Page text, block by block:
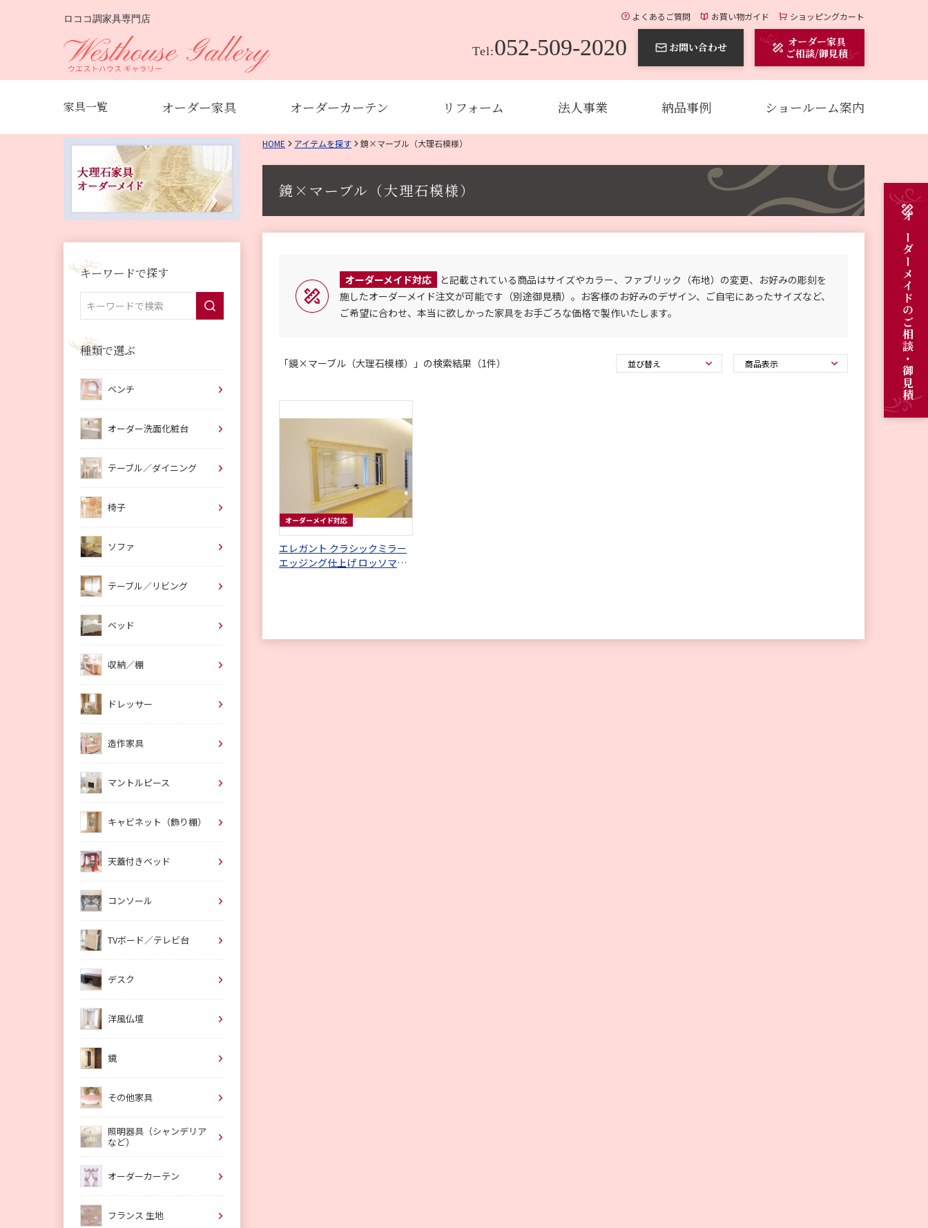
よくあるご質問 お買い物ガイド ショッピングカート
ロココ調家具専門店
Tel:052-509-2020 お問い合わせ
オーダー家具
ご相談/御見積
家具一覧 オーダー家具 オーダーカーテン リフォーム 法人事業 納品事例 ショールーム案内
オーダーメイドのご相談・御見積
HOME アイテムを探す 鏡×マーブル（大理石模様）
鏡×マーブル（大理石模様）
オーダーメイド対応
と記載されている商品はサイズやカラー、ファブリック（布地）の変更、お好みの彫刻を
施したオーダーメイド注文が可能です（別途御見積）。お客様のお好みのデザイン、ご自宅にあったサイズなど、
ご希望に合わせ、本当に欲しかった家具をお手ごろな価格で製作いたします。
「鏡×マーブル（大理石模様）」の検索結果（1件）
オーダーメイド対応
エレガント クラシックミラー
エッジング仕上げ ロッソマー
キーワードで探す
種類で選ぶ
ベンチ
オーダー洗面化粧台
テーブル／ダイニング
椅子
ソファ
テーブル／リビング
ベッド
収納／棚
ドレッサー
造作家具
マントルピース
キャビネット（飾り棚）
天蓋付きベッド
コンソール
TVボード／テレビ台
デスク
洋風仏壇
鏡
その他家具
照明器具（シャンデリア
など）
オーダーカーテン
フランス 生地